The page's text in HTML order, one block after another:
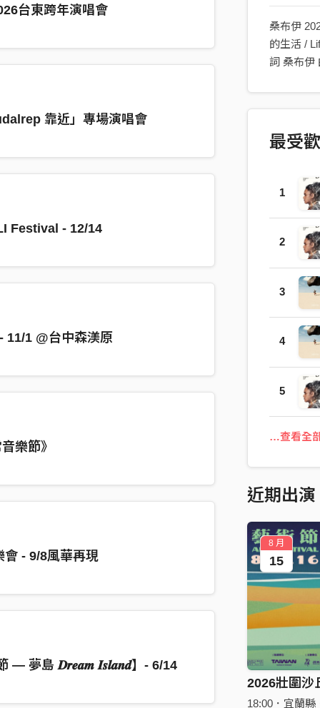
台東跨年演唱會
靠近」專場演唱會
Festival - 12/14
11/1 @台中森渼原
樂節》
會 - 9/8風華再現
— 夢島 𝑫𝒓𝒆𝒂𝒎 𝑰𝒔𝒍𝒂𝒏𝒅】- 6/14
桑布伊
的生活 /
詞 桑布伊
Sissoko
最受
1
2
3
4
5
…查看全
近期出演
8 月
15
2026壯圍沙
18:00．宜蘭